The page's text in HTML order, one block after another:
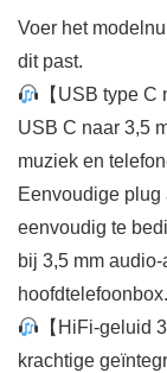
Voer het
dit past.
【USB type
USB C naar 3,5
muziek en
Eenvoudige plug
eenvoudig te
bij 3,5 mm
hoofdtelefoonbox.
【HiFi-geluid
krachtige